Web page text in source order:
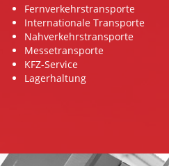
Fernverkehrstransporte
Internationale Transporte
Nahverkehrstransporte
Messetransporte
KFZ-Service
Lagerhaltung